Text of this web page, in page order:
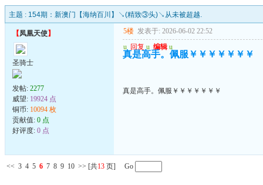
主题 : 154期：新澳门【海纳百川】↘(精致③头)↘从未被超越.
【凤凰天使】
圣骑士
发帖: 2277
威望: 19924 点
铜币: 10094 枚
贡献值: 0 点
好评度: 0 点
5楼 发表于: 2026-06-02 22:52
u 回复 u 编辑 u
真是高手。佩服￥￥￥￥￥￥￥
真是高手。佩服￥￥￥￥￥￥￥
<< 3 4 5 6 7 8 9 10 >> [共13 页] Go